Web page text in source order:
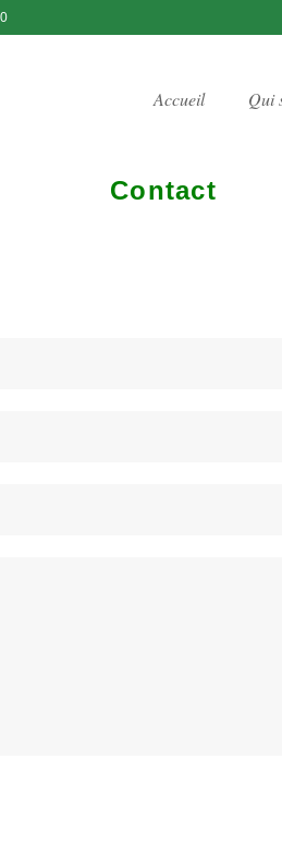
Accueil Qui
Contact